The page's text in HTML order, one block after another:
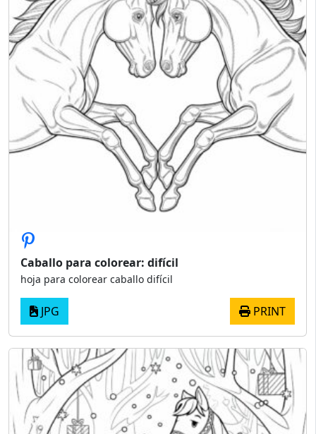
Caballo para colorear: difícil
hoja para colorear caballo difícil
JPG PRINT